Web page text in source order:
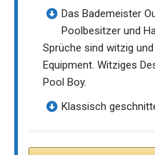
Das Bademeister
Poolbesitzer und
Sprüche sind witzig
Equipment. Witziges
Pool Boy.
Klassisch